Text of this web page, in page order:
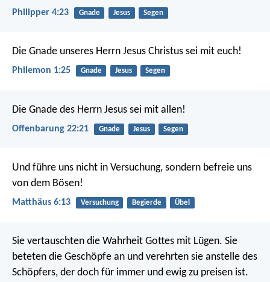
Philipper 4:23 Gnade Jesus Segen
Die Gnade unseres Herrn Jesus Christus sei mit euch!
Philemon 1:25 Gnade Jesus Segen
Die Gnade des Herrn Jesus sei mit allen!
Offenbarung 22:21 Gnade Jesus Segen
Und führe uns nicht in Versuchung, sondern befreie uns
von dem Bösen!
Matthäus 6:13 Versuchung Begierde Übel
Sie vertauschten die Wahrheit Gottes mit Lügen. Sie
beteten die Geschöpfe an und verehrten sie anstelle des
Schöpfers, der doch für immer und ewig zu preisen ist.